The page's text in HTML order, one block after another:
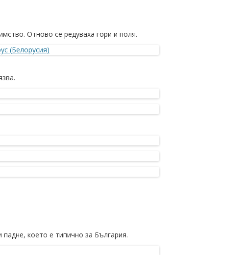
Отново се редуваха гори и поля.
което е типично за България.